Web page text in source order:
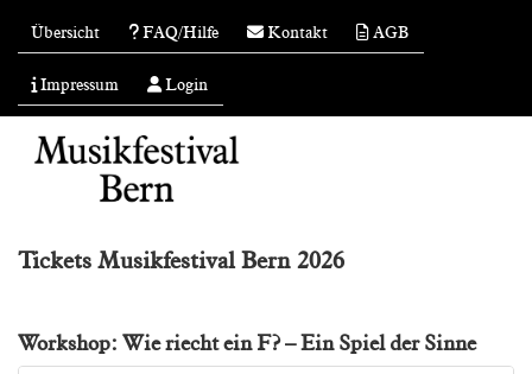
Übersicht FAQ/Hilfe Kontakt AGB
Impressum Login
Tickets Musikfestival Bern 2026
Workshop: Wie riecht ein F? – Ein Spiel der Sinne